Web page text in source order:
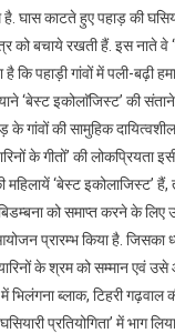
घास काटते हुए पहाड़ की
को बचाये रखती हैं. इस नाते वे
कि पहाड़ी गांवों में पली-बढ़ी
‘बेस्ट इकोलाॅजिस्ट’ की
के गांवों की सामुहिक
के गीतों’ की लोकप्रियता
महिलायें ‘बेस्ट इकोलाजिस्ट’
को समाप्त करने के लिए
आयोजन प्रारम्भ किया है. जिसका
के श्रम को सम्मान एवं उसे
ब्लाक, टिहरी गढ़वाल
प्रतियोगिता’ में भाग